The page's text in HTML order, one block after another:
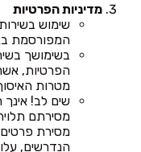
מדיניות הפרטיות
שימוש
המפורסמת
בשימושך
הפרטיות,
מטרות
שים לב! אינך
מסירתם
מסירת פרטים
הנדרשים,